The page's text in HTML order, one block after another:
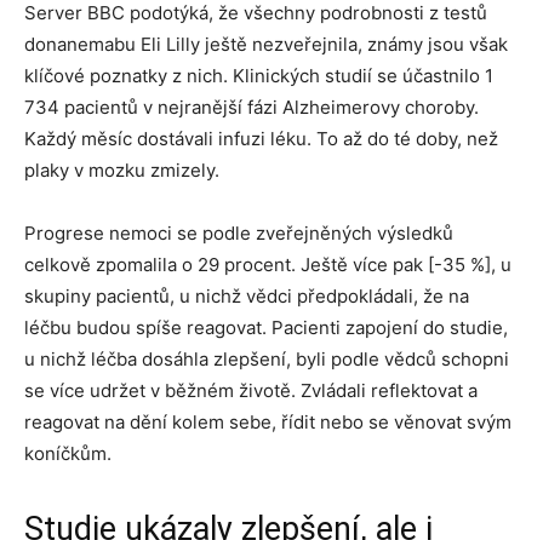
Server BBC podotýká, že všechny podrobnosti z testů
donanemabu Eli Lilly ještě nezveřejnila, známy jsou však
klíčové poznatky z nich. Klinických studií se účastnilo 1
734 pacientů v nejranější fázi Alzheimerovy choroby.
Každý měsíc dostávali infuzi léku. To až do té doby, než
plaky v mozku zmizely.
Progrese nemoci se podle zveřejněných výsledků
celkově zpomalila o 29 procent. Ještě více pak [-35 %], u
skupiny pacientů, u nichž vědci předpokládali, že na
léčbu budou spíše reagovat. Pacienti zapojení do studie,
u nichž léčba dosáhla zlepšení, byli podle vědců schopni
se více udržet v běžném životě. Zvládali reflektovat a
reagovat na dění kolem sebe, řídit nebo se věnovat svým
koníčkům.
Studie ukázaly zlepšení, ale i